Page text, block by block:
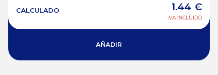
CALCULADO 1.44 €
IVA INCLUIDO
AÑADIR